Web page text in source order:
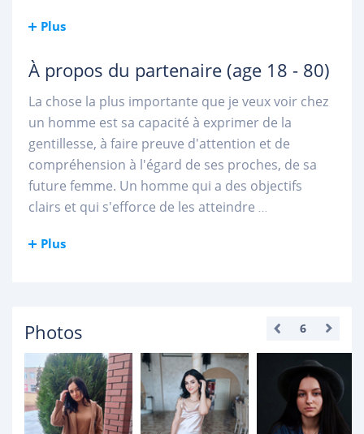
Plus
À propos du partenaire (age 18 - 80)
La chose la plus importante que je veux voir chez
un homme est sa capacité à exprimer de la
gentillesse, à faire preuve d'attention et de
compréhension à l'égard de ses proches, de sa
future femme. Un homme qui a des objectifs
clairs et qui s'efforce de les atteindre ...
Plus
Photos 6